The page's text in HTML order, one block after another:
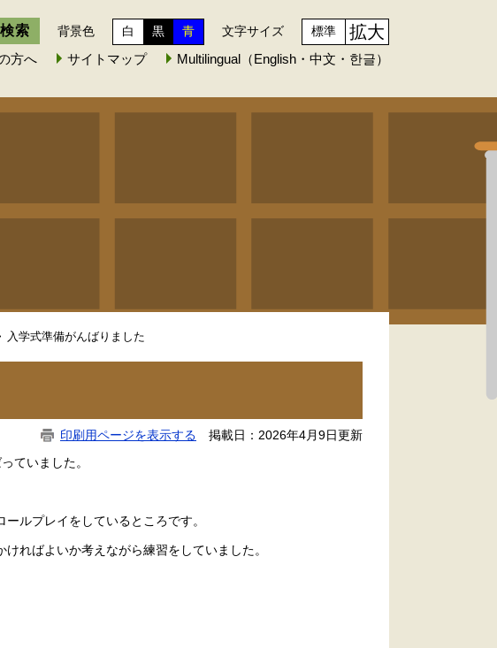
背景色 白 黒 青 文字サイズ 標準 拡大
方へ サイトマップ Multilingual（English・中文・한글）
入学式準備がんばりました
印刷用ページを表示する 掲載日：2026年4月9日更新
ていました。
ルプレイをしているところです。
ればよいか考えながら練習をしていました。